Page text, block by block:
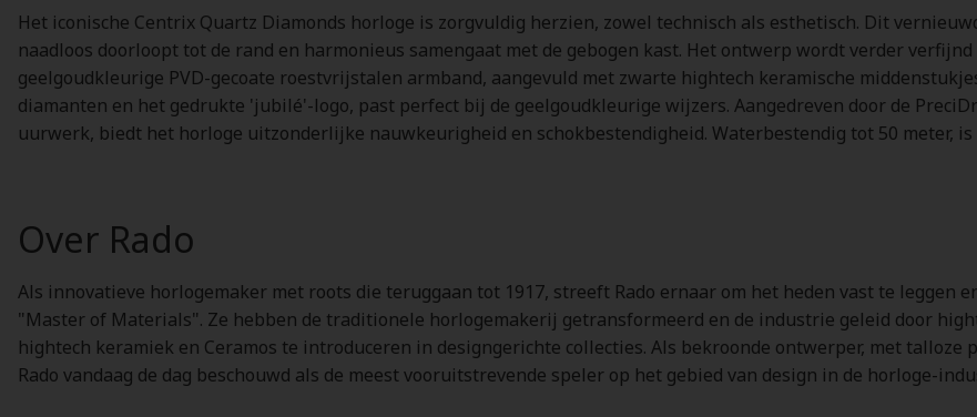
Het iconische Centrix Quartz Diamonds horloge is zorgvuldig herzien, zowel technisch als esthetisch. Dit
naadloos doorloopt tot de rand en harmonieus samengaat met de gebogen kast. Het ontwerp wordt verder
geelgoudkleurige PVD-gecoate roestvrijstalen armband, aangevuld met zwarte hightech keramische
diamanten en het gedrukte 'jubilé'-logo, past perfect bij de geelgoudkleurige wijzers. Aangedreven door de
uurwerk, biedt het horloge uitzonderlijke nauwkeurigheid en schokbestendigheid. Waterbestendig tot 50 meter,
Over Rado
Als innovatieve horlogemaker met roots die teruggaan tot 1917, streeft Rado ernaar om het heden vast te leggen
"Master of Materials". Ze hebben de traditionele horlogemakerij getransformeerd en de industrie geleid door
hightech keramiek en Ceramos te introduceren in designgerichte collecties. Als bekroonde ontwerper, met
Rado vandaag de dag beschouwd als de meest vooruitstrevende speler op het gebied van design in de horloge-